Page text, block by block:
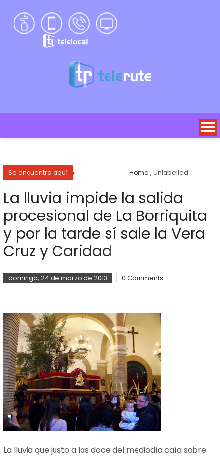
Se encuentra aquí Home , Unlabelled
La lluvia impide la salida
procesional de La Borriquita
y por la tarde sí sale la Vera
Cruz y Caridad
domingo, 24 de marzo de 2013 0 Comments
La lluvia que justo a las doce del mediodía caía sobre